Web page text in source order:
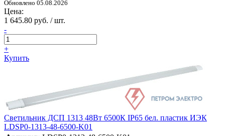
Обновлено 05.08.2026
Цена:
1 645.80 руб. / шт.
-
+
Купить
Светильник ДСП 1313 48Вт 6500К IP65 бел. пластик ИЭК
LDSP0-1313-48-6500-K01